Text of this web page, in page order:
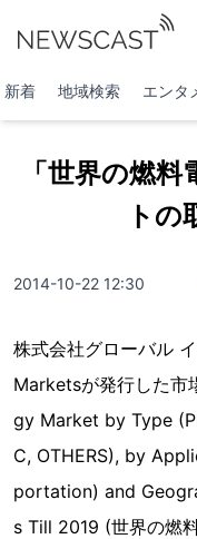
新着 地域検索 エンタ
「世界の燃
トの
2014-10-22 12:30
株式会社グローバル
Marketsが発行した市
gy Market by Type
C, OTHERS), by
portation) and
s Till 2019 (世界の燃